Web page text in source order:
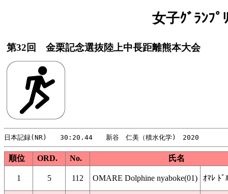
女子ｸﾞﾗﾝﾌ
第32回 金栗記念選抜陸上中長距離熊本大会
順位 ORD. No. 氏名
1 5 112 OMARE Dolphine nyaboke(01) ｵﾏﾚ ﾄﾞ